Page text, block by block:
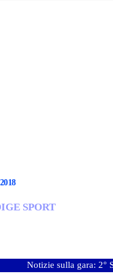
SPORT
Notizie sulla gara: 2°